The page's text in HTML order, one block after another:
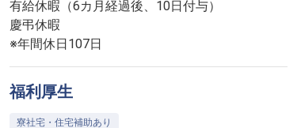
有給休暇（6カ月経過後、10日付与）
慶弔休暇
※年間休日107日
福利厚生
寮社宅・住宅補助あり